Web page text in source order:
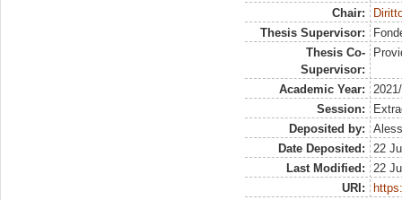
Chair:
Thesis Supervisor:
Thesis Co-
Supervisor:
Academic Year:
Session:
Deposited by:
Date Deposited:
22
Last Modified:
22
URI: